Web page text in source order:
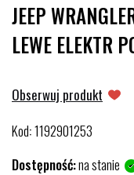
JEEP
LEWE ELEKTR
Obserwuj produkt
Kod:1192901253
Dostępność:na stanie